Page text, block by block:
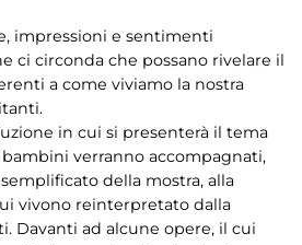
impressioni e sentimenti
ci circonda che possano rivelare il
a come viviamo la nostra
in cui si presenterà il tema
verranno accompagnati,
della mostra, alla
vivono reinterpretato dalla
Davanti ad alcune opere, il cui